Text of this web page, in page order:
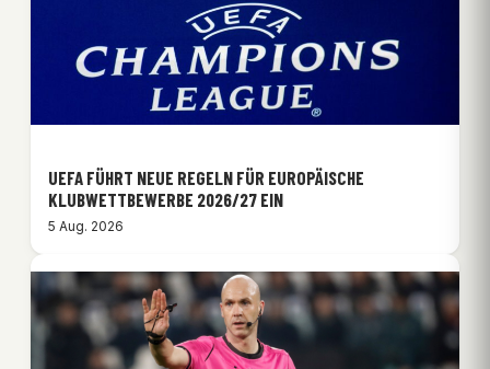
UEFA FÜHRT NEUE REGELN FÜR EUROPÄISCHE
KLUBWETTBEWERBE 2026/27 EIN
5 Aug. 2026